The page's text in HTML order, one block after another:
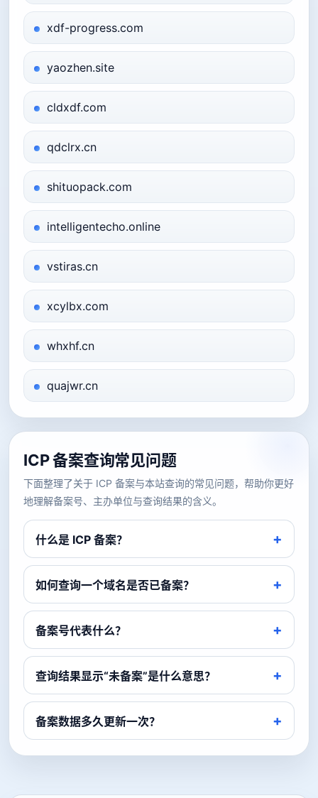
xdf-progress.com
yaozhen.site
cldxdf.com
qdclrx.cn
shituopack.com
intelligentecho.online
vstiras.cn
xcylbx.com
whxhf.cn
quajwr.cn
ICP 备案查询常见问题
下面整理了关于 ICP 备案与本站查询的常见问题，帮助你更好
地理解备案号、主办单位与查询结果的含义。
什么是 ICP 备案？
如何查询一个域名是否已备案？
备案号代表什么？
查询结果显示“未备案”是什么意思？
备案数据多久更新一次？